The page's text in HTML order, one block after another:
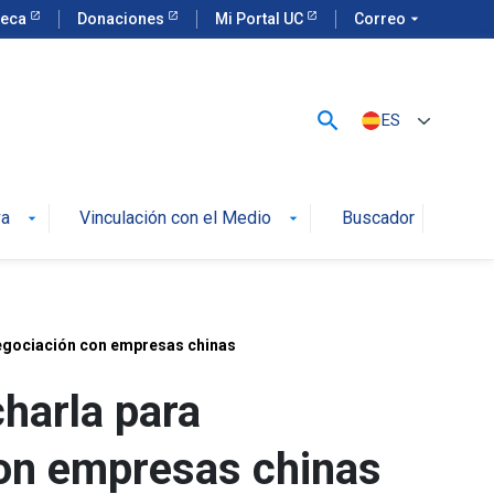
Donaciones Mi Portal UC Correo arrow_drop_down
search ES
arrow_drop_down Vinculación con el Medio arrow_drop_down Buscador
con empresas chinas
para
empresas chinas